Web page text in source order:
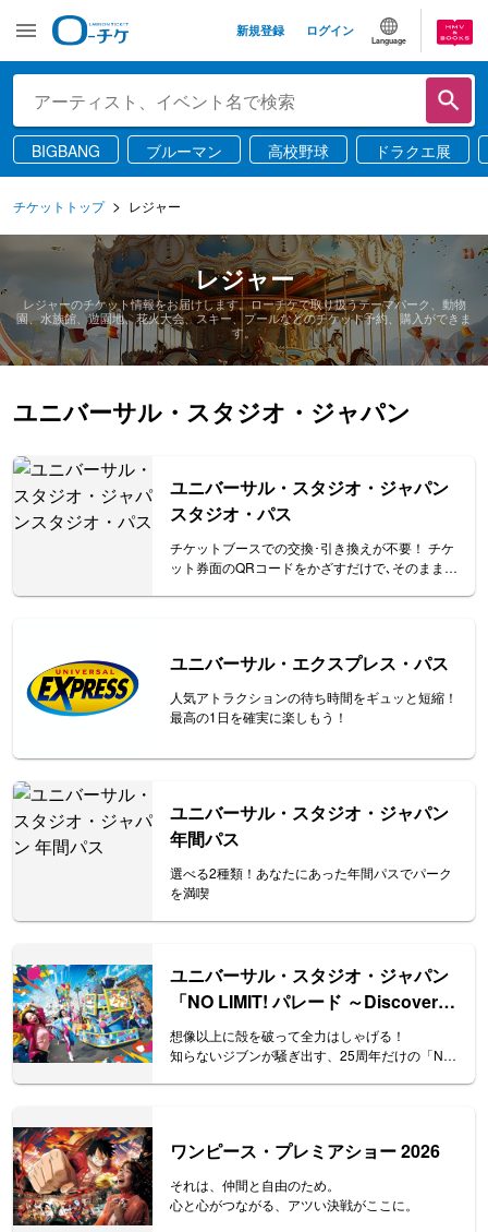
新規登録 ログイン
Language
BIGBANG ブルーマン 高校野球 ドラクエ展
チケットトップ レジャー
レジャー
レジャーのチケット情報をお届けします。ローチケで取り扱うテーマパーク、動物
園、水族館、遊園地、花火大会、スキー、プールなどのチケット予約、購入ができま
す。
ユニバーサル・スタジオ・ジャパン
ユニバーサル・スタジオ・ジャパン
スタジオ・パス
チケットブースでの交換･引き換えが不要！ チケ
ット券面のQRコードをかざすだけで､そのままパ
ユニバーサル・エクスプレス・パス
人気アトラクションの待ち時間をギュッと短縮！
最高の1日を確実に楽しもう！
ユニバーサル・スタジオ・ジャパン
年間パス
選べる2種類！あなたにあった年間パスでパーク
を満喫
ユニバーサル・スタジオ・ジャパン
「NO LIMIT! パレード ～Discover
U!!! バージョン～ 」特別鑑賞エリア
入場券
想像以上に殻を破って全力はしゃげる！
知らないジブンが騒ぎ出す、25周年だけの「NO
ワンピース・プレミアショー 2026
それは、仲間と自由のため。
心と心がつながる、アツい決戦がここに。